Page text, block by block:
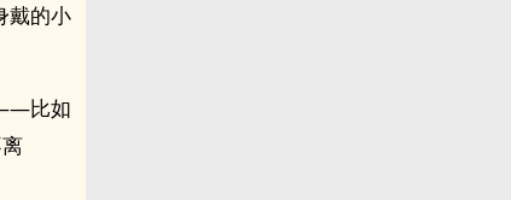
戴的小
比如